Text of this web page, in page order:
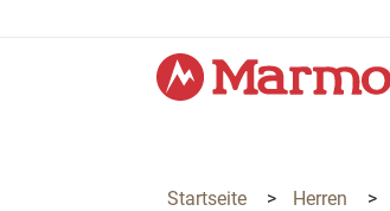
Startseite > Herren >